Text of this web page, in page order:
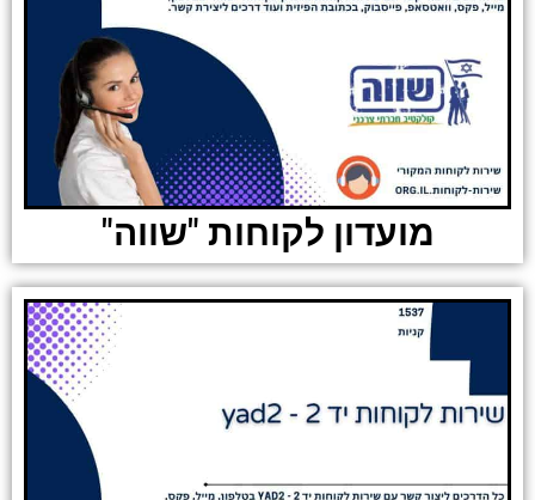
מועדון לקוחות "שווה"